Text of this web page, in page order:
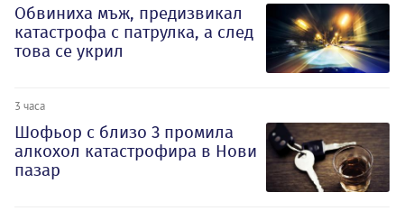
Обвиниха мъж, предизвикал
катастрофа с патрулка, а след
това се укрил
3 часа
Шофьор с близо 3 промила
алкохол катастрофира в Нови
пазар